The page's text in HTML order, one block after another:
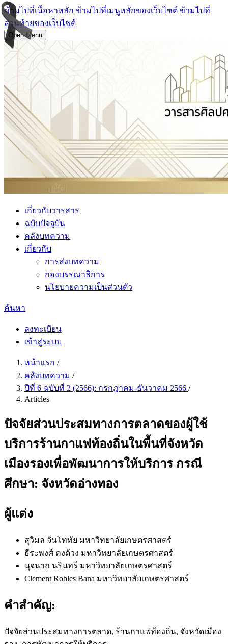
ข้ามไปที่เนื้อหาหลัก ข้ามไปที่เมนูหลักของเว็บไซต์ ข้ามไปที่
ส่วนท้ายของเว็บไซต์
Open Menu
เกี่ยวกับวารสาร
ฉบับปัจจุบัน
คลังบทความ
เกี่ยวกับ
การส่งบทความ
กองบรรณาธิการ
นโยบายความเป็นส่วนตัว
ค้นหา
ลงทะเบียน
เข้าสู่ระบบ
หน้าแรก /
คลังบทความ /
ปีที่ 6 ฉบับที่ 2 (2566): กรกฎาคม-ธันวาคม 2566 /
Articles
ปัจจัยส่วนประสมทางการตลาดของผู้ใช้
บริการร้านกาแฟท้องถิ่นในพื้นที่จังหวัด
เมืองรองเพื่อพัฒนาการให้บริการ กรณี
ศึกษา: จังหวัดอ่างทอง
ผู้แต่ง
สุวิมล จันโททัย มหาวิทยาลัยเกษตรศาสตร์
ธีระพงศ์ คงด้วง มหาวิทยาลัยเกษตรศาสตร์
นุจนาถ นรินทร์ มหาวิทยาลัยเกษตรศาสตร์
Clement Robles Bana มหาวิทยาลัยเกษตรศาสตร์
คำสำคัญ:
ปัจจัยส่วนประสมทางการตลาด, ร้านกาแฟท้องถิ่น, จังหวัดเมือง